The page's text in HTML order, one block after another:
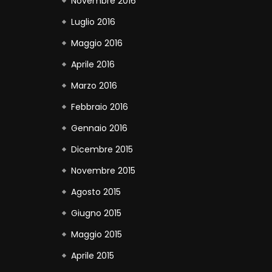
Luglio 2016
Maggio 2016
Aprile 2016
Marzo 2016
Febbraio 2016
Gennaio 2016
Dicembre 2015
Novembre 2015
Agosto 2015
Giugno 2015
Maggio 2015
Aprile 2015